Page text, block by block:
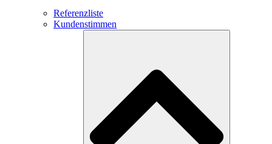
Referenzliste
Kundenstimmen